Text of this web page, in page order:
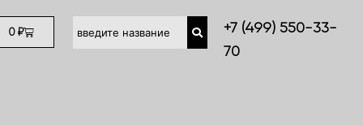
0 ₽Cart
+7 (499) 550-33-
70